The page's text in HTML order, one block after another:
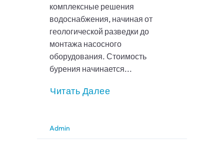
комплексные решения
водоснабжения, начиная от
геологической разведки до
монтажа насосного
оборудования. Стоимость
бурения начинается...
Читать Далее
Admin